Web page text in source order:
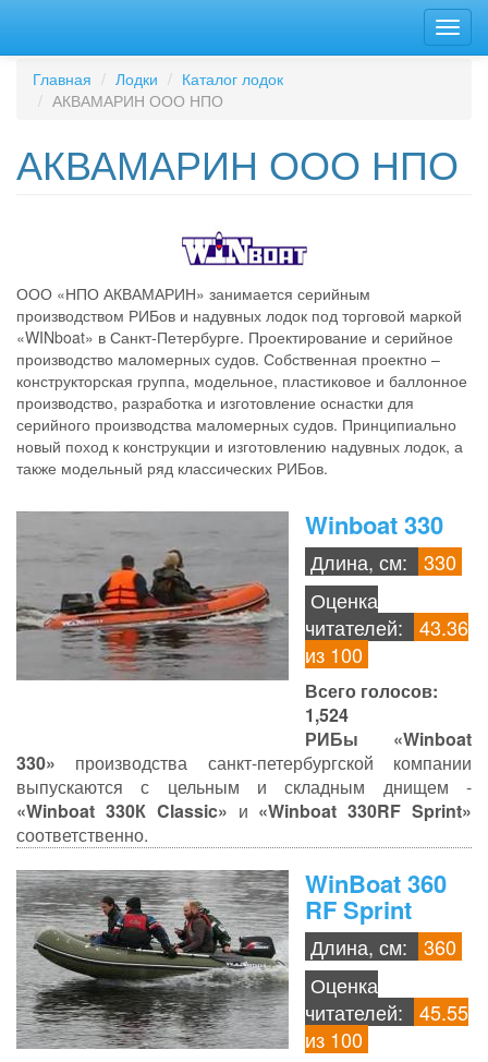
основному
содержанию
Главная
Лодки
Каталог лодок
АКВАМАРИН ООО НПО
АКВАМАРИН ООО НПО
ООО «НПО АКВАМАРИН» занимается серийным
производством РИБов и надувных лодок под торговой маркой
«WINboat» в Санкт-Петербурге. Проектирование и серийное
производство маломерных судов. Собственная проектно –
конструкторская группа, модельное, пластиковое и баллонное
производство, разработка и изготовление оснастки для
серийного производства маломерных судов. Принципиально
новый поход к конструкции и изготовлению надувных лодок, а
также модельный ряд классических РИБов.
Winboat 330
Длина, см:
330
Оценка
читателей:
43.36
из 100
Всего голосов:
1,524
РИБы «Winboat
330» производства санкт-петербургской компании
выпускаются с цельным и складным днищем -
«Winboat 330К Classic» и «Winboat 330RF Sprint»
соответственно.
WinBoat 360
RF Sprint
Длина, см:
360
Оценка
читателей:
45.55
из 100